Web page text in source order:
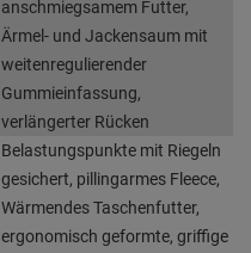
anschmiegsamem Futter,
Ärmel- und Jackensaum mit
weitenregulierender
Gummieinfassung,
verlängerter Rücken
Belastungspunkte mit Riegeln
gesichert, pillingarmes Fleece,
Wärmendes Taschenfutter,
ergonomisch geformte, griffige